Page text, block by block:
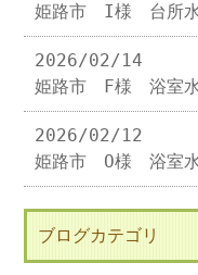
姫路市 I様 台所水
2026/02/14
姫路市 F様 浴室水
2026/02/12
姫路市 O様 浴室水
ブログカテゴリ